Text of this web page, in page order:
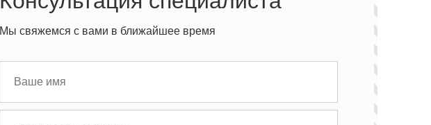
Мы свяжемся с вами в ближайшее время